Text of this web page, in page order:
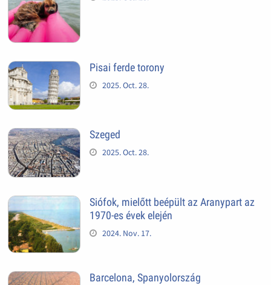
Pisai ferde torony
2025. Oct. 28.
Szeged
2025. Oct. 28.
Siófok, mielőtt beépült az Aranypart az
1970-es évek elején
2024. Nov. 17.
Barcelona, Spanyolország